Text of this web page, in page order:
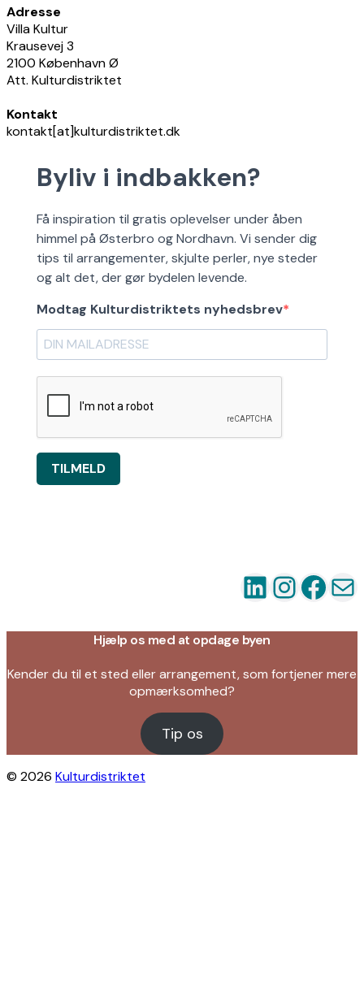
Adresse
Villa Kultur
Krausevej 3
2100 København Ø
Att. Kulturdistriktet
Kontakt
kontakt[at]kulturdistriktet.dk
Byliv i indbakken?
Få inspiration til gratis oplevelser under åben
himmel på Østerbro og Nordhavn. Vi sender dig
tips til arrangementer, skjulte perler, nye steder
og alt det, der gør bydelen levende.
Modtag Kulturdistriktets nyhedsbrev
TILMELD
LinkedIn
Hjælp os med at opdage byen
Kender du til et sted eller arrangement, som fortjener mere
opmærksomhed?
Tip os
© 2026 Kulturdistriktet